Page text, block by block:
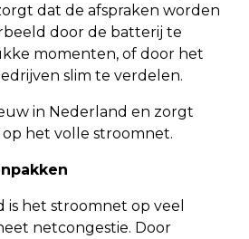
dat de afspraken worden
door de batterij te
momenten, of door het
slim te verdelen.
in Nederland en zorgt
het volle stroomnet.
is het stroomnet op veel
netcongestie. Door